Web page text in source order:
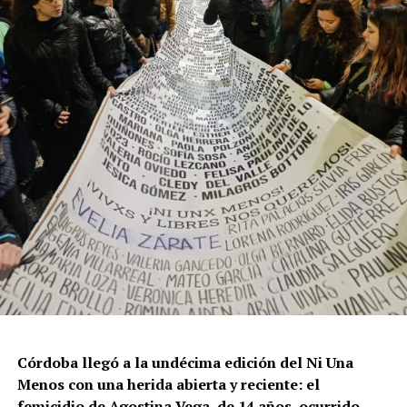
los años anteriores”.
La violencia por odio hacia el colectivo LGBT+ se
intensificó en un contexto de desmantelamiento de
políticas públicas, vaciamiento de organismos de
protección, paralización de la agenda legislativa en
materia de derechos y consolidación de discursos
fascistas que estigmatizan a la diversidad.
Para María Rachid, titular del Instituto contra la
Discriminación de la Ciudad de Buenos Aires e
integrante de la Federación Argentina LGBT+
(FALGBT), el drástico aumento de estos crímenes en
Argentina no puede separarse de los discursos de odio
que provienen del gobierno nacional. “Tanto el
de manera violenta y discriminatoria hacia la comunidad
LGBT en general y, principalmente, hacia la comunidad
trans”, describe Rachid. “Y eso –agrega– genera mayor
Córdoba llegó a la undécima edición del Ni Una
Menos con una herida abierta y reciente: el